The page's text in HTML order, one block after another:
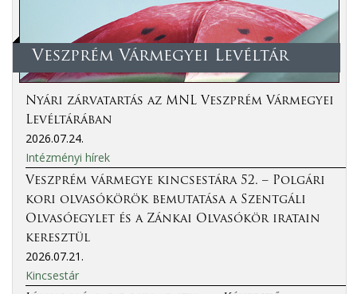
Veszprém Vármegyei Levéltár
Nyári zárvatartás az MNL Veszprém Vármegyei
Levéltárában
2026.07.24.
Intézményi hírek
Veszprém vármegye kincsestára 52. – Polgári
kori olvasókörök bemutatása a Szentgáli
Olvasóegylet és a Zánkai Olvasókör iratain
keresztül
2026.07.21.
Kincsestár